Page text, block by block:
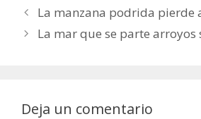
La manzana podrida pierde
La mar que se parte arroyos
Deja un comentario